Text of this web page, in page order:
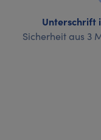
Unterschrift
Sicherheit aus 3